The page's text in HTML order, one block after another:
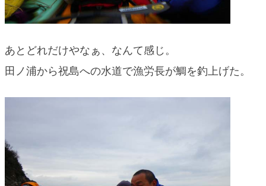
あとどれだけやなぁ、なんて感じ。
田ノ浦から祝島への水道で漁労長が鯛を釣上げた。